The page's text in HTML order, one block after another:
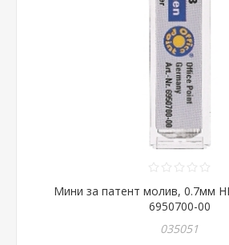
Мини за патент молив, 0.7мм
6950700-00
035051